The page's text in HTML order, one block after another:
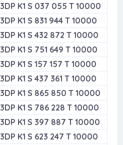
3DP K1 S 037 055 T 10000
3DP K1 S 831 944 T 10000
3DP K1 S 432 872 T 10000
3DP K1 S 751 649 T 10000
3DP K1 S 157 157 T 10000
3DP K1 S 437 361 T 10000
3DP K1 S 865 850 T 10000
3DP K1 S 786 228 T 10000
3DP K1 S 397 887 T 10000
3DP K1 S 623 247 T 10000